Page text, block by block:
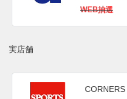
WEB抽選
実店舗
CORNERS